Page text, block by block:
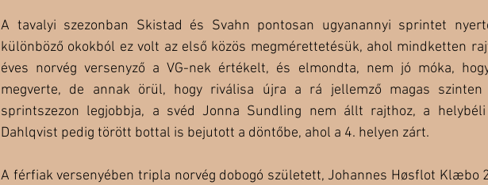
A tavalyi szezonban Skistad és Svahn pontosan ugyanannyi sprintet
különböző okokból ez volt az első közös megmérettetésük, ahol mindketten
éves norvég versenyző a VG-nek értékelt, és elmondta, nem jó móka,
megverte, de annak örül, hogy riválisa újra a rá jellemző magas
sprintszezon legjobbja, a svéd Jonna Sundling nem állt rajthoz, a
Dahlqvist pedig törött bottal is bejutott a döntőbe, ahol a 4. helyen zárt.
A férfiak versenyében tripla norvég dobogó született, Johannes Høsflot Klæbo